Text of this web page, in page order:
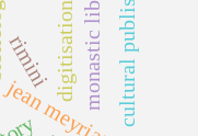
jean meyriat
rimini cultural publishing
digitisation